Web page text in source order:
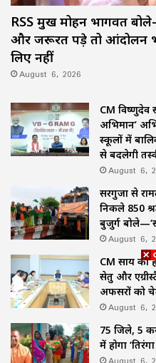
RSS प्रमुख मोहन भागवत
और जरूरत पड़े तो आंदोलन
लिए नहीं
August 6, 2026
CM विष्णुदेव
अभिमान’
स्कूलों में
से बदलेगी
August 6,
सरगुजा से
निकले 850
बुजुर्ग
August 6,
CM साय की
सेतु और
अफसरों को
August 6,
75 जिले, 5
में होगा